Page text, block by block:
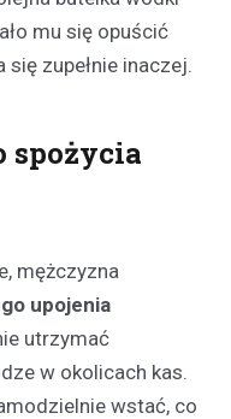
mu się opuścić
się zupełnie inaczej.
spożycia
mężczyzna
upojenia
utrzymać
w okolicach kas.
wstać, co